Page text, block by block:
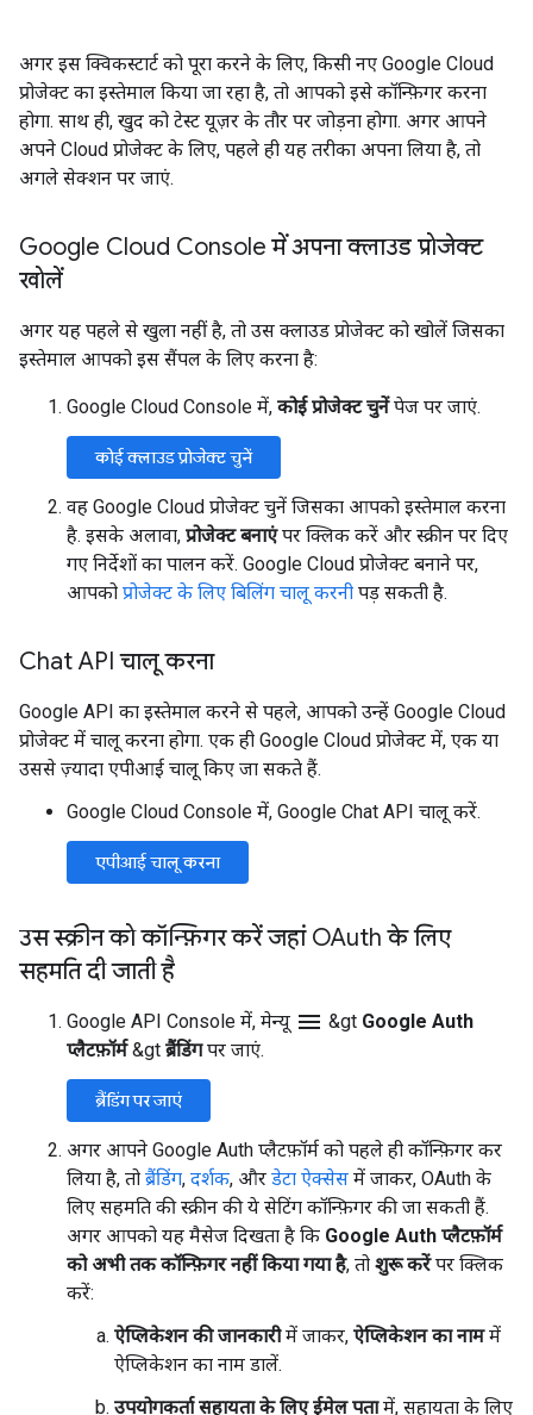
अगर इस क्विकस्टार्ट को पूरा करने के लिए, किसी नए Google Cloud
प्रोजेक्ट का इस्तेमाल किया जा रहा है, तो आपको इसे कॉन्फ़िगर करना
होगा. साथ ही, खुद को टेस्ट यूज़र के तौर पर जोड़ना होगा. अगर आपने
अपने Cloud प्रोजेक्ट के लिए, पहले ही यह तरीका अपना लिया है, तो
अगले सेक्शन पर जाएं.
Google Cloud Console में अपना क्लाउड प्रोजेक्ट
खोलें
अगर यह पहले से खुला नहीं है, तो उस क्लाउड प्रोजेक्ट को खोलें जिसका
इस्तेमाल आपको इस सैंपल के लिए करना है:
Google Cloud Console में, कोई प्रोजेक्ट चुनेंपेज पर जाएं.
कोई क्लाउड प्रोजेक्ट चुनें
वह Google Cloud प्रोजेक्ट चुनें जिसका आपको इस्तेमाल करना
है. इसके अलावा, प्रोजेक्ट बनाएंपर क्लिक करें और स्क्रीन पर दिए
गए निर्देशों का पालन करें. Google Cloud प्रोजेक्ट बनाने पर,
आपको प्रोजेक्ट के लिए बिलिंग चालू करनी पड़ सकती है.
Chat API चालू करना
Google API का इस्तेमाल करने से पहले, आपको उन्हें Google Cloud
प्रोजेक्ट में चालू करना होगा. एक ही Google Cloud प्रोजेक्ट में, एक या
उससे ज़्यादा एपीआई चालू किए जा सकते हैं.
Google Cloud Console में, Google Chat API चालू करें.
एपीआई चालू करना
उस स्क्रीन को कॉन्फ़िगर करें जहां OAuth के लिए
सहमति दी जाती है
Google API Console में, मेन्यू menu &gt Google Auth
प्लैटफ़ॉर्म &gt ब्रैंडिंगपर जाएं.
ब्रैंडिंग पर जाएं
अगर आपने Google Auth प्लैटफ़ॉर्म को पहले ही कॉन्फ़िगर कर
लिया है, तो ब्रैंडिंग, दर्शक, और डेटा ऐक्सेस में जाकर, OAuth के
लिए सहमति की स्क्रीन की ये सेटिंग कॉन्फ़िगर की जा सकती हैं.
अगर आपको यह मैसेज दिखता है कि Google Auth प्लैटफ़ॉर्म
को अभी तक कॉन्फ़िगर नहीं किया गया है, तो शुरू करेंपर क्लिक
करें:
ऐप्लिकेशन की जानकारीमें जाकर, ऐप्लिकेशन का नाममें
ऐप्लिकेशन का नाम डालें.
उपयोगकर्ता सहायता के लिए ईमेल पतामें, सहायता के लिए